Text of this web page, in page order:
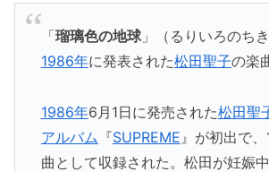
「瑠璃色の地球」（るりいろのちき
1986年に発表された松田聖子の楽
1986年6月1日に発売された松田聖
アルバム 『SUPREME 』が初出で
曲として収録された。松田が妊娠